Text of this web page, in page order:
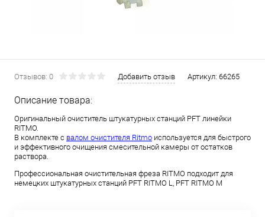
Отзывов: 0 Добавить отзыв Артикул: 66265
Описание товара:
Оригинальный очиститель штукатурных станций PFT линейки
RITMO.
В комплекте с валом очистителя Ritmo используется для быстрого
и эффективного очищения смесительной камеры от остатков
раствора.
Профессиональная очистительная фреза RITMO подходит для
немецких штукатурных станций PFT RITMO L, PFT RITMO M